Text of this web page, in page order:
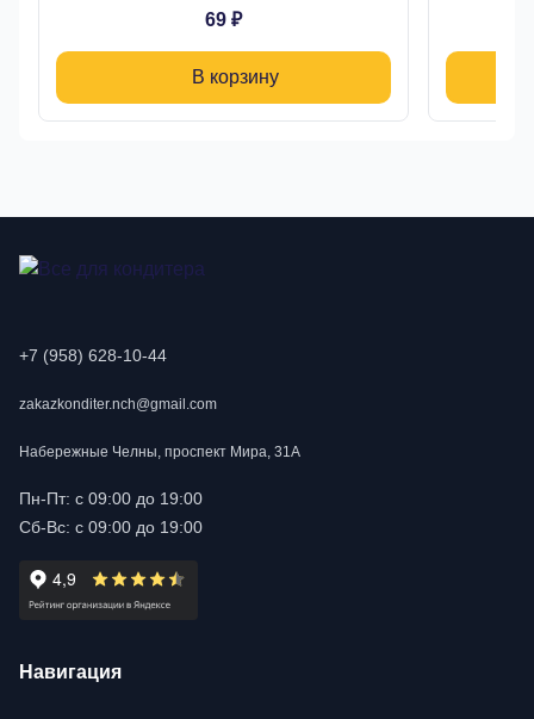
69 ₽
В корзину
+7 (958) 628-10-44
zakazkonditer.nch@gmail.com
Набережные Челны, проспект Мира, 31А
Пн-Пт: с 09:00 до 19:00
Сб-Вс: с 09:00 до 19:00
Навигация